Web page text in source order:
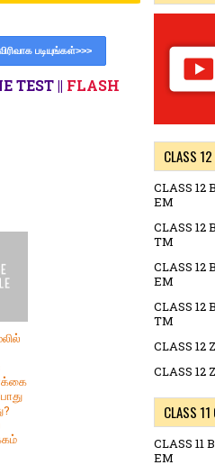
படியுங்கள்>>>
TEST || FLASH
CLASS
CLASS 12
EM
CLASS 12
TM
CLASS 12
EM
CLASS 12
TM
CLASS 12
CLASS 12
CLASS 11
CLASS 11
EM